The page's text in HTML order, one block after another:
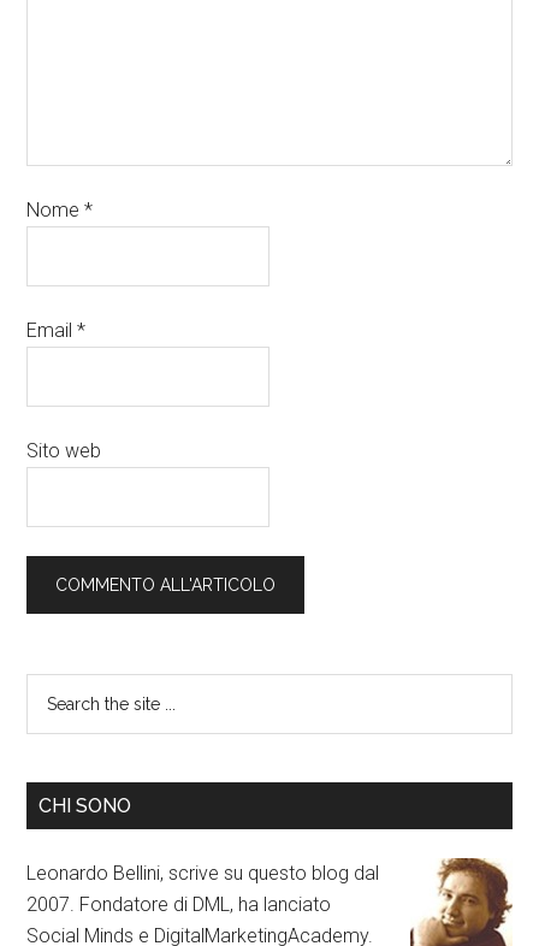
Nome*
Email*
Sito web
CHI SONO
Leonardo Bellini, scrive su questo blog dal
2007. Fondatore di DML, ha lanciato
Social Minds e DigitalMarketingAcademy.